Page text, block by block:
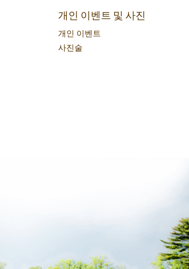
개인 이벤트 및 사진
개인 이벤트
사진술